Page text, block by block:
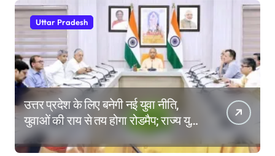
Uttar Pradesh
उत्तर प्रदेश के लिए बनेगी नई युवा नीति,
युवाओं की राय से तय होगा रोडमैप; राज्य युवा
आयोग के गठन पर भी मंथन